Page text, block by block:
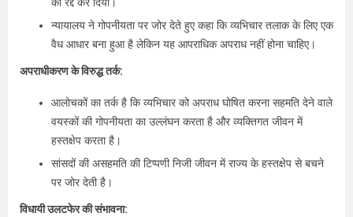
न्यायालय ने गोपनीयता पर जोर देते हुए कहा कि व्यभिचार तलाक के लिए एक
वैध आधार बना हुआ है लेकिन यह आपराधिक अपराध नहीं होना चाहिए।
अपराधीकरण के विरुद्ध तर्क:
आलोचकों का तर्क है कि व्यभिचार को अपराध घोषित करना सहमति देने वाले
वयस्कों की गोपनीयता का उल्लंघन करता है और व्यक्तिगत जीवन में
हस्तक्षेप करता है।
सांसदों की असहमति की टिप्पणी निजी जीवन में राज्य के हस्तक्षेप से बचने
पर जोर देती है।
विधायी उलटफेर की संभावना: